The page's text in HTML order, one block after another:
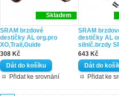
Skladem
SRAM brzdové
destičky AL org.pro
XO,Trail,Guide
308 Kč
Přidat ke srovnání
SRAM
destičky AL
silnič.brzdy
643 Kč
Přidat ke